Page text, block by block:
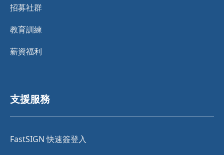
招募社群
教育訓練
薪資福利
支援服務
FastSIGN 快速簽登入